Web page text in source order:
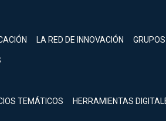
LA RED DE INNOVACIÓN
TEMÁTICOS HERRAMIENTAS